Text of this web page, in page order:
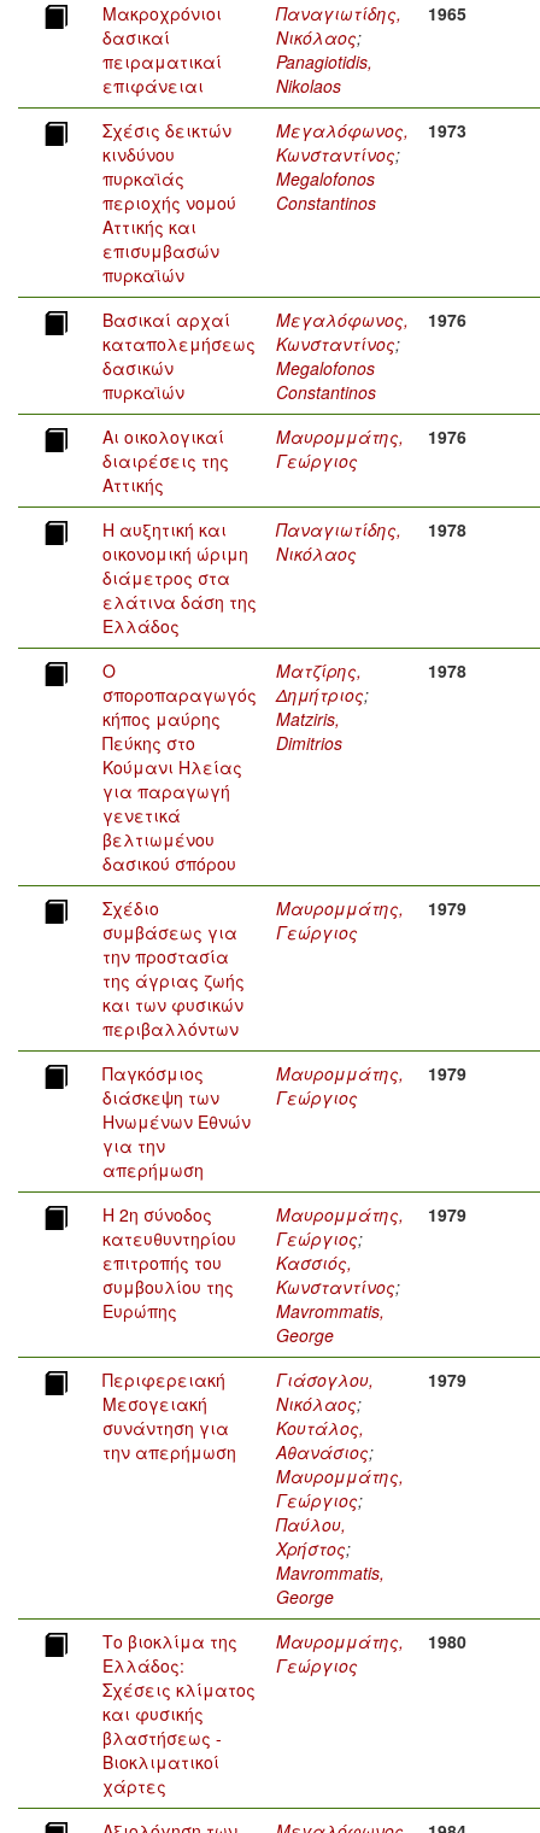
Μακροχρόνιοι
δασικαί
πειραματικαί
επιφάνειαι
Παναγιωτίδης,
Νικόλαος;
Panagiotidis,
Nikolaos
1965
Σχέσις δεικτών
κινδύνου
πυρκαϊάς
περιοχής νομού
Αττικής και
επισυμβασών
πυρκαϊών
Μεγαλόφωνος,
Κωνσταντίνος;
Megalofonos
Constantinos
1973
Βασικαί αρχαί
καταπολεμήσεως
δασικών
πυρκαϊών
Μεγαλόφωνος,
Κωνσταντίνος;
Megalofonos
Constantinos
1976
Αι οικολογικαί
διαιρέσεις της
Αττικής
Μαυρομμάτης,
Γεώργιος
1976
Η αυξητική και
οικονομική ώριμη
διάμετρος στα
ελάτινα δάση της
Ελλάδος
Παναγιωτίδης,
Νικόλαος
1978
Ο
σποροπαραγωγός
κήπος μαύρης
Πεύκης στο
Κούμανι Ηλείας
για παραγωγή
γενετικά
βελτιωμένου
δασικού σπόρου
Ματζίρης,
Δημήτριος;
Matziris,
Dimitrios
1978
Σχέδιο
συμβάσεως για
την προστασία
της άγριας ζωής
και των φυσικών
περιβαλλόντων
Μαυρομμάτης,
Γεώργιος
1979
Παγκόσμιος
διάσκεψη των
Ηνωμένων Εθνών
για την
απερήμωση
Μαυρομμάτης,
Γεώργιος
1979
Η 2η σύνοδος
κατευθυντηρίου
επιτροπής του
συμβουλίου της
Ευρώπης
Μαυρομμάτης,
Γεώργιος;
Κασσιός,
Κωνσταντίνος;
Mavrommatis,
George
1979
Περιφερειακή
Μεσογειακή
συνάντηση για
την απερήμωση
Γιάσογλου,
Νικόλαος;
Κουτάλος,
Αθανάσιος;
Μαυρομμάτης,
Γεώργιος;
Παύλου,
Χρήστος;
Mavrommatis,
George
1979
Το βιοκλίμα της
Ελλάδος:
Σχέσεις κλίματος
και φυσικής
βλαστήσεως -
Βιοκλιματικοί
χάρτες
Μαυρομμάτης,
Γεώργιος
1980